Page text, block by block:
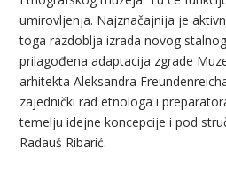
umirovljenja. Najznačajnija je
toga razdoblja izrada novog
prilagođena adaptacija zgrade
arhitekta Aleksandra
zajednički rad etnologa i
temelju idejne koncepcije i pod
Radauš Ribarić.